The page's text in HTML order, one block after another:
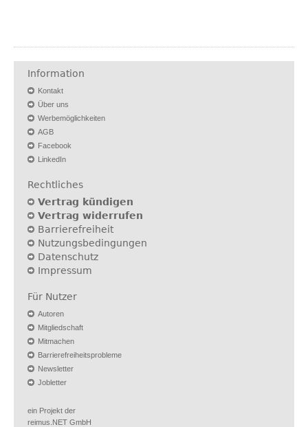
Information
Kontakt
Über uns
Werbemöglichkeiten
AGB
Facebook
LinkedIn
Rechtliches
Vertrag kündigen
Vertrag widerrufen
Barrierefreiheit
Nutzungsbedingungen
Datenschutz
Impressum
Für Nutzer
Autoren
Mitgliedschaft
Mitmachen
Barrierefreiheitsprobleme
Newsletter
Jobletter
ein Projekt der
reimus.NET GmbH